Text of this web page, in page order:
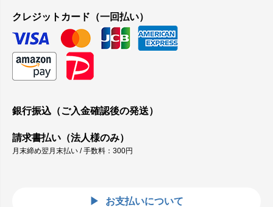
クレジットカード（一回払い）
銀行振込（ご入金確認後の発送）
請求書払い（法人様のみ）
月末締め翌月末払い / 手数料：300円
お支払いについて